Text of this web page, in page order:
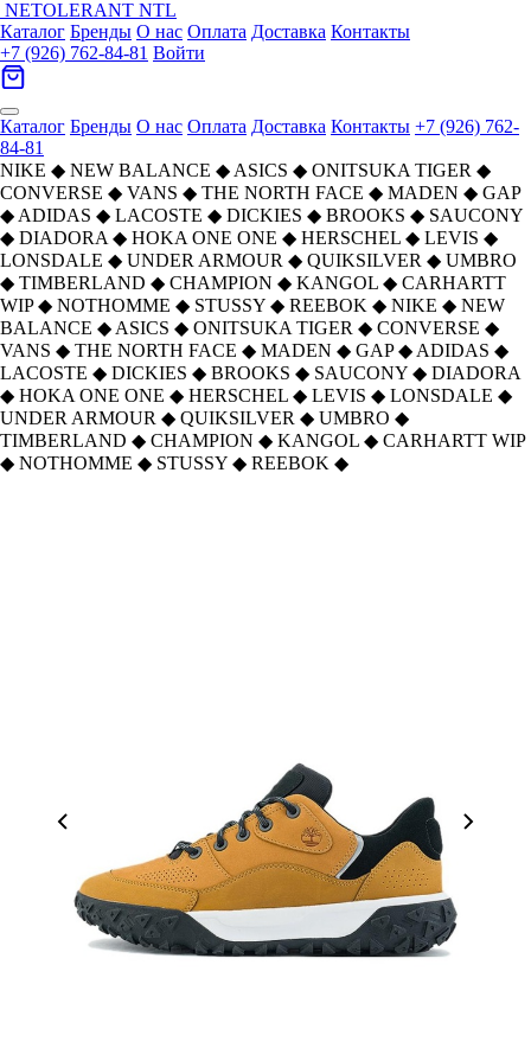
NETOLERANT NTL
Каталог Бренды О нас Оплата Доставка Контакты
+7 (926) 762-84-81 Войти
Каталог Бренды О нас Оплата Доставка Контакты +7 (926) 762-
84-81
NIKE ◆ NEW BALANCE ◆ ASICS ◆ ONITSUKA TIGER ◆
CONVERSE ◆ VANS ◆ THE NORTH FACE ◆ MADEN ◆ GAP
◆ ADIDAS ◆ LACOSTE ◆ DICKIES ◆ BROOKS ◆ SAUCONY
◆ DIADORA ◆ HOKA ONE ONE ◆ HERSCHEL ◆ LEVIS ◆
LONSDALE ◆ UNDER ARMOUR ◆ QUIKSILVER ◆ UMBRO
◆ TIMBERLAND ◆ CHAMPION ◆ KANGOL ◆ CARHARTT
WIP ◆ NOTHOMME ◆ STUSSY ◆ REEBOK ◆ NIKE ◆ NEW
BALANCE ◆ ASICS ◆ ONITSUKA TIGER ◆ CONVERSE ◆
VANS ◆ THE NORTH FACE ◆ MADEN ◆ GAP ◆ ADIDAS ◆
LACOSTE ◆ DICKIES ◆ BROOKS ◆ SAUCONY ◆ DIADORA
◆ HOKA ONE ONE ◆ HERSCHEL ◆ LEVIS ◆ LONSDALE ◆
UNDER ARMOUR ◆ QUIKSILVER ◆ UMBRO ◆
TIMBERLAND ◆ CHAMPION ◆ KANGOL ◆ CARHARTT WIP
◆ NOTHOMME ◆ STUSSY ◆ REEBOK ◆